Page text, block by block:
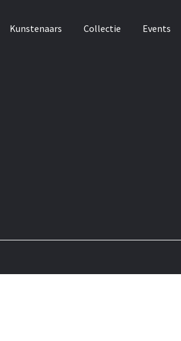
Kunstenaars Collectie Events